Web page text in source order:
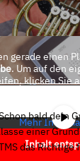
gerade einen
. Um auf den
klicken Sie
Mehr
Inhalt
bald dein
einer
das Richtige